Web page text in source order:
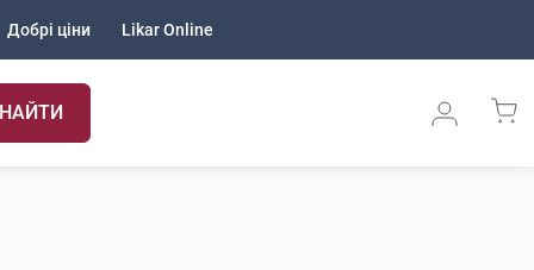
Добрі ціни Likar Online